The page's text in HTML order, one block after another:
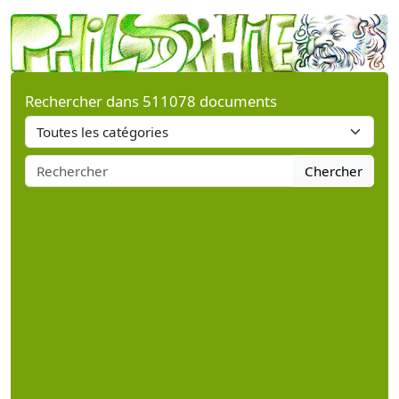
Rechercher dans 511078 documents
Chercher